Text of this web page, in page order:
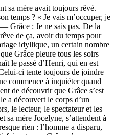
sa mère avait toujours rêvé.
temps ? « Je vais m’occuper, je
Grâce : Je ne sais pas. De la
de ça, avoir du temps pour
idyllique, un certain nombre
Grâce pleure tous les soirs
le passé d’Henri, qui en est
ci tente toujours de joindre
commence à inquiéter quand
de découvrir que Grâce s’est
a découvert le corps d’un
le lecteur, le spectateur et les
sa mère Jocelyne, s’attendent à
rien : l’homme a disparu,